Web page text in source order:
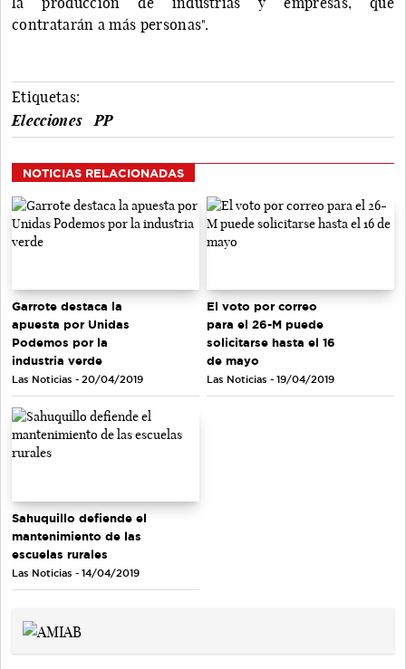
contratarán a más personas".
Etiquetas:
Elecciones
PP
NOTICIAS RELACIONADAS
Garrote destaca la
apuesta por Unidas
Podemos por la
industria verde
Las Noticias - 20/04/2019
El voto por correo
para el 26-M puede
solicitarse hasta el 16
de mayo
Las Noticias - 19/04/2019
Sahuquillo defiende el
mantenimiento de las
escuelas rurales
Las Noticias - 14/04/2019